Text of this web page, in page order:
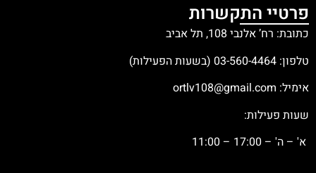
פרטיי התקשרות
כתובת: רח’ אלנבי 108, תל אביב
טלפון: 03-560-4464 (בשעות הפעילות)
אימיל: ortlv108@gmail.com
שעות פעילות:
א' – ה' – 17:00 – 11:00